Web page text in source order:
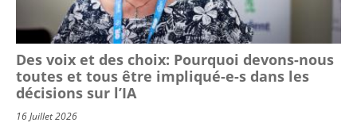
Des voix et des choix: Pourquoi devons-nous
toutes et tous être impliqué-e-s dans les
décisions sur l’IA
16 Juillet 2026